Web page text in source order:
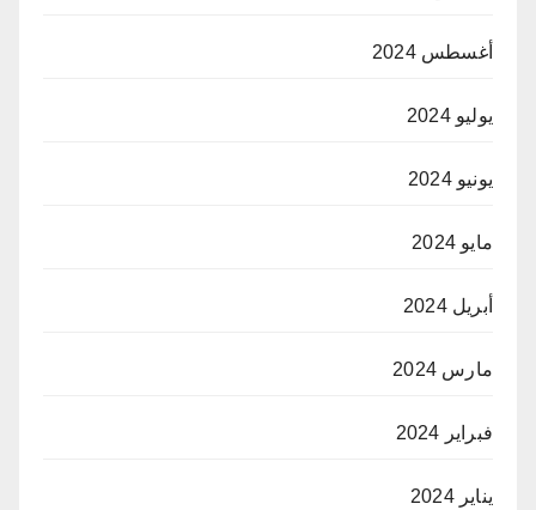
أغسطس 2024
يوليو 2024
يونيو 2024
مايو 2024
أبريل 2024
مارس 2024
فبراير 2024
يناير 2024